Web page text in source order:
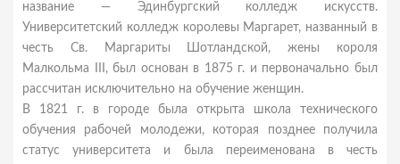
название — Эдинбургский колледж искусств.
Университетский колледж королевы Маргарет, названный в
честь Св. Маргариты Шотландской, жены короля
Малкольма III, был основан в 1875 г. и первоначально был
рассчитан исключительно на обучение женщин.
В 1821 г. в городе была открыта школа технического
обучения рабочей молодежи, которая позднее получила
статус университета и была переименована в честь